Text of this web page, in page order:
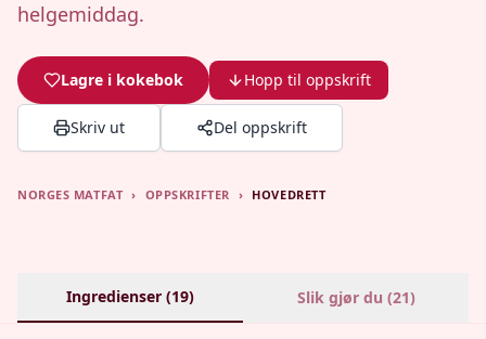
helgemiddag.
Lagre i kokebok Hopp til oppskrift
Skriv ut Del oppskrift
NORGES MATFAT › OPPSKRIFTER › HOVEDRETT
Ingredienser (19) Slik gjør du (21)